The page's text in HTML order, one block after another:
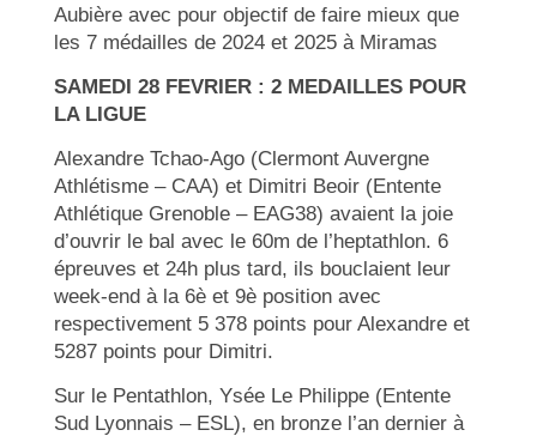
Aubière avec pour objectif de faire mieux que
les 7 médailles de 2024 et 2025 à Miramas
SAMEDI 28 FEVRIER : 2 MEDAILLES POUR
LA LIGUE
Alexandre Tchao-Ago (Clermont Auvergne
Athlétisme – CAA) et Dimitri Beoir (Entente
Athlétique Grenoble – EAG38) avaient la joie
d’ouvrir le bal avec le 60m de l’heptathlon. 6
épreuves et 24h plus tard, ils bouclaient leur
week-end à la 6è et 9è position avec
respectivement 5 378 points pour Alexandre et
5287 points pour Dimitri.
Sur le Pentathlon, Ysée Le Philippe (Entente
Sud Lyonnais – ESL), en bronze l’an dernier à